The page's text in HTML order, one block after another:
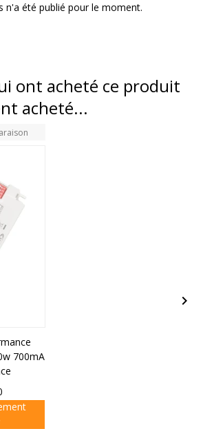
n'a été publié pour le moment.
ont acheté ce produit
acheté...
700mA
